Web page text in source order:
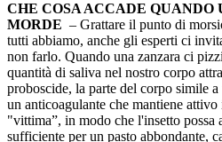
CHE COSA ACCADE
MORDE – Grattare il punto di
tutti abbiamo, anche gli esperti ci
non farlo. Quando una zanzara ci
quantità di saliva nel nostro corpo
proboscide, la parte del corpo simile
un anticoagulante che mantiene
"vittima”, in modo che l'insetto possa
sufficiente per un pasto abbondante,